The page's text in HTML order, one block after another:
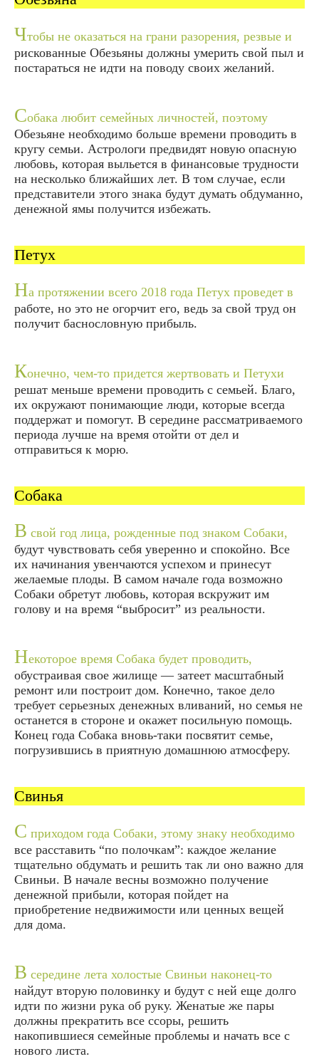
Чтобы не оказаться на грани разорения, резвые и
рискованные Обезьяны должны умерить свой пыл и
постараться не идти на поводу своих желаний.
Собака любит семейных личностей, поэтому
Обезьяне необходимо больше времени проводить в
кругу семьи. Астрологи предвидят новую опасную
любовь, которая выльется в финансовые трудности
на несколько ближайших лет. В том случае, если
представители этого знака будут думать обдуманно,
денежной ямы получится избежать.
Петух
На протяжении всего 2018 года Петух проведет в
работе, но это не огорчит его, ведь за свой труд он
получит баснословную прибыль.
Конечно, чем-то придется жертвовать и Петухи
решат меньше времени проводить с семьей. Благо,
их окружают понимающие люди, которые всегда
поддержат и помогут. В середине рассматриваемого
периода лучше на время отойти от дел и
отправиться к морю.
Собака
В свой год лица, рожденные под знаком Собаки,
будут чувствовать себя уверенно и спокойно. Все
их начинания увенчаются успехом и принесут
желаемые плоды. В самом начале года возможно
Собаки обретут любовь, которая вскружит им
голову и на время “выбросит” из реальности.
Некоторое время Собака будет проводить,
обустраивая свое жилище — затеет масштабный
ремонт или построит дом. Конечно, такое дело
требует серьезных денежных вливаний, но семья не
останется в стороне и окажет посильную помощь.
Конец года Собака вновь-таки посвятит семье,
погрузившись в приятную домашнюю атмосферу.
Свинья
С приходом года Собаки, этому знаку необходимо
все расставить “по полочкам”: каждое желание
тщательно обдумать и решить так ли оно важно для
Свиньи. В начале весны возможно получение
денежной прибыли, которая пойдет на
приобретение недвижимости или ценных вещей
для дома.
В середине лета холостые Свиньи наконец-то
найдут вторую половинку и будут с ней еще долго
идти по жизни рука об руку. Женатые же пары
должны прекратить все ссоры, решить
накопившиеся семейные проблемы и начать все с
нового листа.